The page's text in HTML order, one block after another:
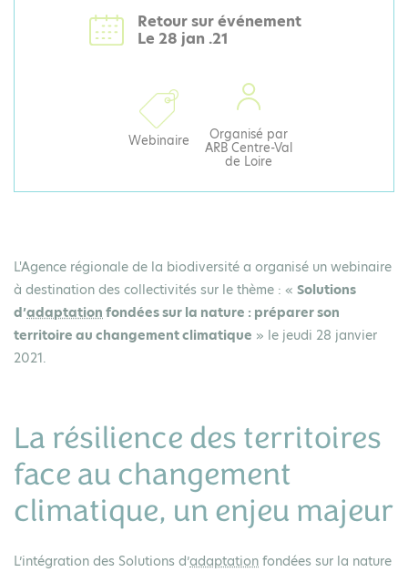
Retour sur événement
Le 28 jan .21
Webinaire
Organisé par
ARB Centre-Val
de Loire
L'Agence régionale de la biodiversité a organisé un webinaire
à destination des collectivités sur le thème : « Solutions
d’adaptation fondées sur la nature : préparer son
territoire au changement climatique » le jeudi 28 janvier
2021.
La résilience des territoires
face au changement
climatique, un enjeu majeur
L’intégration des Solutions d’adaptation fondées sur la nature